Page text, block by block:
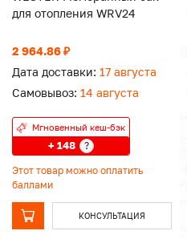
для отопления WRV24
2 964.86 ₽
Дата доставки: 17 августа
Самовывоз: 14 августа
Мгновенный кеш-бэк
+ 148 ?
Этот товар можно оплатить
баллами
КОНСУЛЬТАЦИЯ